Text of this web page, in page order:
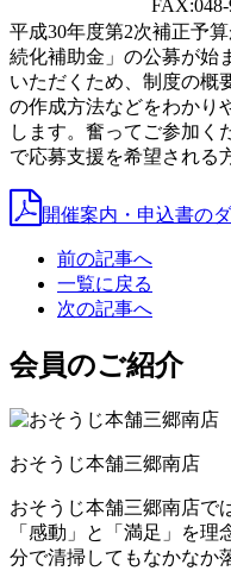
FAX:048-
平成30年度第2次補正予
続化補助金」の公募が始
いただくため、制度の概
の作成方法などをわかり
します。奮ってご参加く
で応募支援を希望される
開催案内・申込書の
前の記事へ
一覧に戻る
次の記事へ
会員のご紹介
おそうじ本舗三郷南店
おそうじ本舗三郷南店で
「感動」と「満足」を
分で清掃してもなかなか